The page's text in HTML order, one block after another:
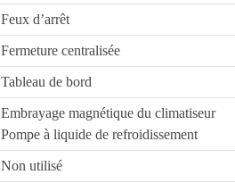
Feux d’arrêt
Fermeture centralisée
Tableau de bord
Embrayage magnétique du climatiseur
Pompe à liquide de refroidissement
Non utilisé